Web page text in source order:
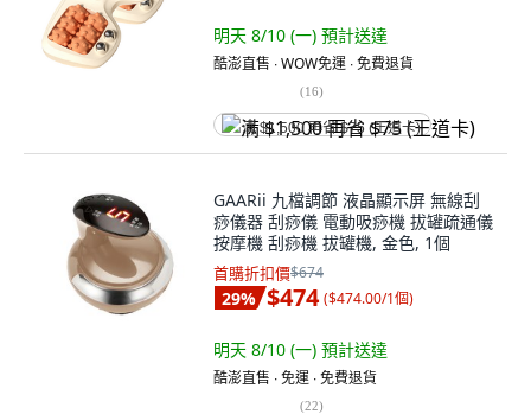
明天 8/10 (一) 預計送達
酷澎直售 ∙ WOW免運 ∙ 免費退貨
(16)
满 $1,500 再省 $75 (王道卡)
GAARii 九檔調節 液晶顯示屏 無線刮
痧儀器 刮痧儀 電動吸痧機 拔罐疏通儀
按摩機 刮痧機 拔罐機, 金色, 1個
首購折扣價$674
29% $474 ($474.00/1個)
明天 8/10 (一) 預計送達
酷澎直售 ∙ 免運 ∙ 免費退貨
(22)